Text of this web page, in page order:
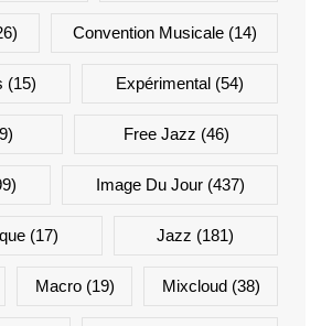
Convention Musicale(14)
(15) Expérimental (54)
Free Jazz (46)
Image Du Jour(437)
(17) Jazz (181)
Macro(19) Mixcloud(38)